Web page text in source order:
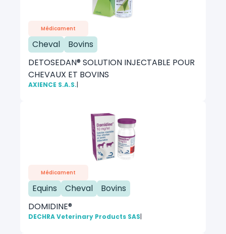
Médicament
Cheval
Bovins
DETOSEDAN® SOLUTION INJECTABLE POUR
CHEVAUX ET BOVINS
AXIENCE S.A.S.|
Médicament
Equins Cheval
Bovins
DOMIDINE®
DECHRA Veterinary Products SAS|